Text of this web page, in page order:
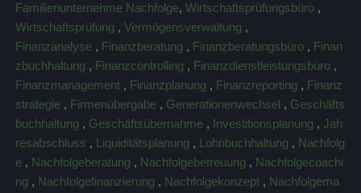
Familienunternehme Nachfolge,Wirtschaftsprüfungsbüro ,
Wirtschaftsprüfung ,Vermögensverwaltung ,
Finanzanalyse , Finanzberatung , Finanzberatungsbüro , Finan
zbuchhaltung , Finanzcontrolling , Finanzdienstleistungsbüro ,
Finanzmanagement , Finanzplanung , Finanzreporting , Finanz
strategie , Firmenübergabe , Generationenwechsel , Geschäfts
buchhaltung , Geschäftsübernahme , Investitionsplanung ,Jah
resabschluss , Liquiditätsplanung , Lohnbuchhaltung , Nachfolg
e , Nachfolgeberatung , Nachfolgebetreuung , Nachfolgecoachi
ng , Nachfolgefinanzierung , Nachfolgekonzept , Nachfolgema